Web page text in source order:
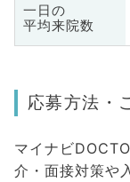
一日の
平均来院数
応募方法・
マイナビ
介・面接対策や